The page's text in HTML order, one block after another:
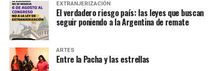
EXTRANJERIZACIÓN
El verdadero riesgo país: las leyes que buscan
seguir poniendo a la Argentina de remate
ARTES
Entre la Pacha y las estrellas